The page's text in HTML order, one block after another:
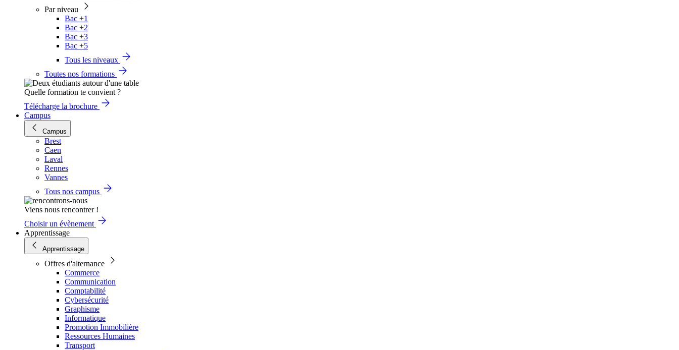
Par niveau
Bac +1
Bac +2
Bac +3
Bac +5
Tous les niveaux
Toutes nos formations
Quelle formation te convient ?
Télécharge la brochure
Campus
Campus
Brest
Caen
Laval
Rennes
Vannes
Tous nos campus
Viens nous rencontrer !
Choisir un évènement
Apprentissage
Apprentissage
Offres d'alternance
Commerce
Communication
Comptabilité
Cybersécurité
Graphisme
Informatique
Promotion Immobilière
Ressources Humaines
Transport